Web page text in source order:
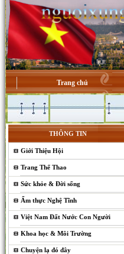
Trang chủ
THÔNG TIN
Giới Thiệu Hội
Trang Thể Thao
Sức khỏe & Đời sống
Ẩm thực Nghệ Tĩnh
Việt Nam Đất Nước Con Người
Khoa học & Môi Trường
Chuyện lạ đó đây